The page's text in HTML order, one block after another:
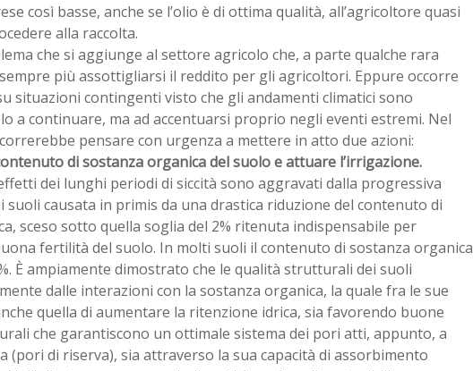
così basse, anche se l’olio è di ottima qualità, all’agricoltore quasi
alla raccolta.
che si aggiunge al settore agricolo che, a parte qualche rara
sempre più assottigliarsi il reddito per gli agricoltori. Eppure occorre
situazioni contingenti visto che gli andamenti climatici sono
a continuare, ma ad accentuarsi proprio negli eventi estremi. Nel
pensare con urgenza a mettere in atto due azioni:
di sostanza organica del suolo e attuare l’irrigazione.
dei lunghi periodi di siccità sono aggravati dalla progressiva
suoli causata in primis da una drastica riduzione del contenuto di
sceso sotto quella soglia del 2% ritenuta indispensabile per
fertilità del suolo. In molti suoli il contenuto di sostanza organica
È ampiamente dimostrato che le qualità strutturali dei suoli
dalle interazioni con la sostanza organica, la quale fra le sue
quella di aumentare la ritenzione idrica, sia favorendo buone
che garantiscono un ottimale sistema dei pori atti, appunto, a
(pori di riserva), sia attraverso la sua capacità di assorbimento